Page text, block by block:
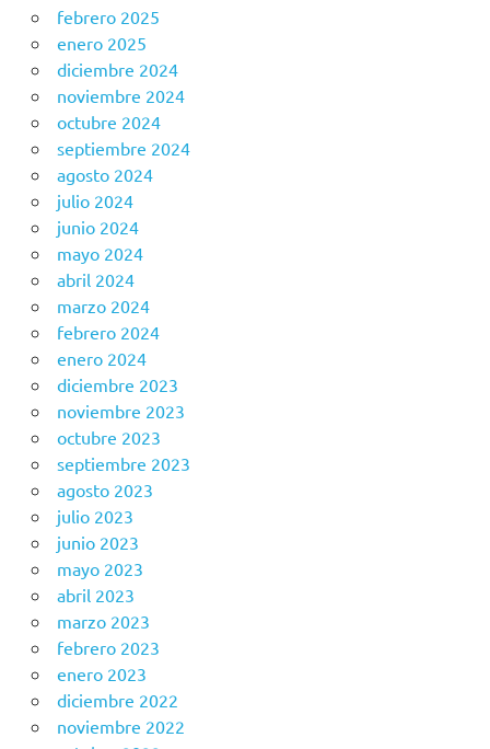
febrero 2025
enero 2025
diciembre 2024
noviembre 2024
octubre 2024
septiembre 2024
agosto 2024
julio 2024
junio 2024
mayo 2024
abril 2024
marzo 2024
febrero 2024
enero 2024
diciembre 2023
noviembre 2023
octubre 2023
septiembre 2023
agosto 2023
julio 2023
junio 2023
mayo 2023
abril 2023
marzo 2023
febrero 2023
enero 2023
diciembre 2022
noviembre 2022